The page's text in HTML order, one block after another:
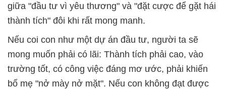
giữa "đầu tư vì yêu thương" và "đặt cược để gặt hái
thành tích" đôi khi rất mong manh.
Nếu coi con như một dự án đầu tư, người ta sẽ
mong muốn phải có lãi: Thành tích phải cao, vào
trường tốt, có công việc đáng mơ ước, phải khiến
bố mẹ "nở mày nở mặt". Nếu con không đạt được